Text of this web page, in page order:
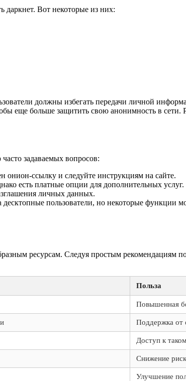
даркнет. Вот некоторые из них:
должны избегать передачи личной
еще больше защитить свою анонимность в сети.
задаваемых вопросов:
онион-ссылку и следуйте инструкциям на сайте.
есть платные опции для дополнительных услуг.
личных данных.
пользователи, но некоторые функции
ресурсам. Следуя простым рекомендациям
Польза
Повышенная
Поддержка от
Доступ к
Снижение
Улучшение